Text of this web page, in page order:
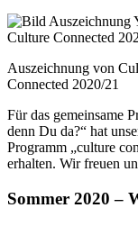
Auszeichnung von
Connected 2020/21
Für das gemeinsame
denn Du da?“ hat
Programm „culture
erhalten. Wir freuen
Sommer 2020 –